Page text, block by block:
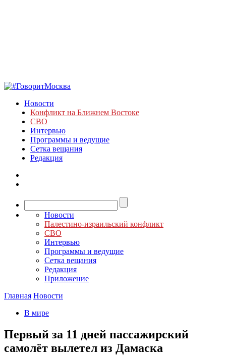
Новости
Конфликт на Ближнем Востоке
СВО
Интервью
Программы и ведущие
Сетка вещания
Редакция
Новости
Палестино-израильский конфликт
СВО
Интервью
Программы и ведущие
Сетка вещания
Редакция
Приложение
Главная Новости
В мире
Первый за 11 дней пассажирский
самолёт вылетел из Дамаска